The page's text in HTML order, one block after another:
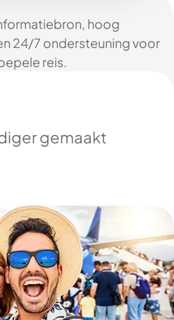
hoog
24/7 ondersteuning voor
reis.
gemaakt